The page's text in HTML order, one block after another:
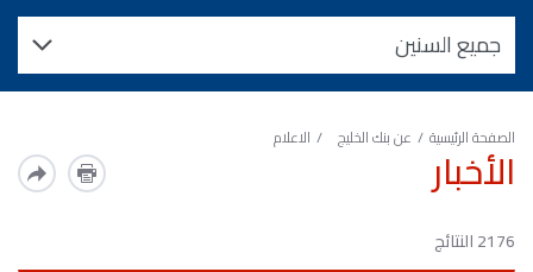
الصفحة الرئيسية عن بنك الخليج الاعلام
الأخبار
2176 النتائج